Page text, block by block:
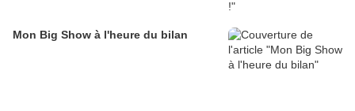
Mon Big Show à l'heure du bilan